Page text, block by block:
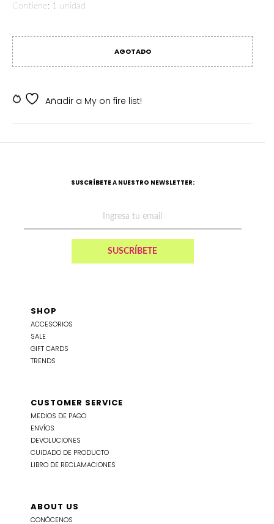
Contiene: 1 unidad
AGOTADO
Añadir a My on fire list!
SKU:SKDV-000229
SUSCRÍBETE A NUESTRO NEWSLETTER:
SHOP
ACCESORIOS
SALE
GIFT CARDS
TRENDS
CUSTOMER SERVICE
MEDIOS DE PAGO
ENVÍOS
DEVOLUCIONES
CUIDADO DE PRODUCTO
LIBRO DE RECLAMACIONES
ABOUT US
CONÓCENOS